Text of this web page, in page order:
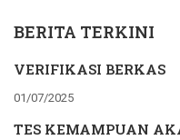
BERITA TERKINI
VERIFIKASI BERKAS
01/07/2025
TES KEMAMPUAN